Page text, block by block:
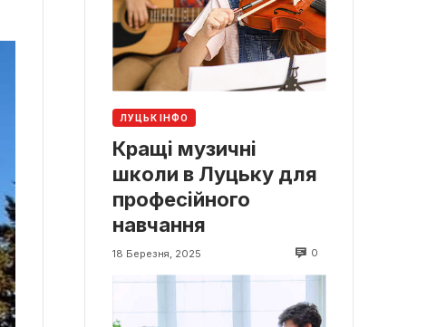
ЛУЦЬК ІНФО
Кращі музичні
школи в Луцьку для
професійного
навчання
18 Березня, 2025 0